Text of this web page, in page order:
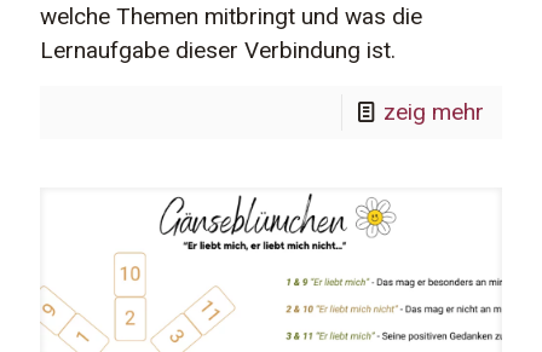
welche Themen mitbringt und was die
Lernaufgabe dieser Verbindung ist.
zeig mehr